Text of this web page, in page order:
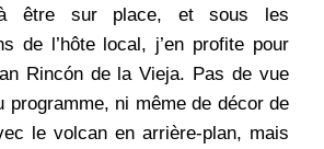
être sur place, et sous les
de l’hôte local, j’en profite pour
Rincón de la Vieja. Pas de vue
programme, ni même de décor de
le volcan en arrière-plan, mais